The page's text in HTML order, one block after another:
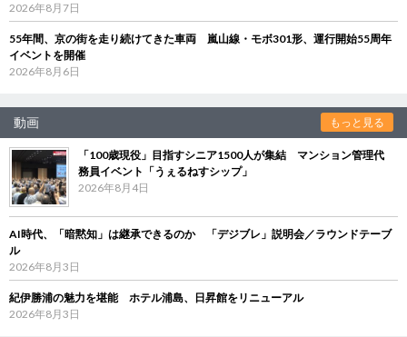
2026年8月7日
55年間、京の街を走り続けてきた車両 嵐山線・モボ301形、運行開始55周年
イベントを開催
2026年8月6日
動画 もっと見る
「100歳現役」目指すシニア1500人が集結 マンション管理代
務員イベント「うぇるねすシップ」
2026年8月4日
AI時代、「暗黙知」は継承できるのか 「デジブレ」説明会／ラウンドテーブ
ル
2026年8月3日
紀伊勝浦の魅力を堪能 ホテル浦島、日昇館をリニューアル
2026年8月3日